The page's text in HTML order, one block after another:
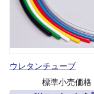
ウレタンチューブ
標準小売価格